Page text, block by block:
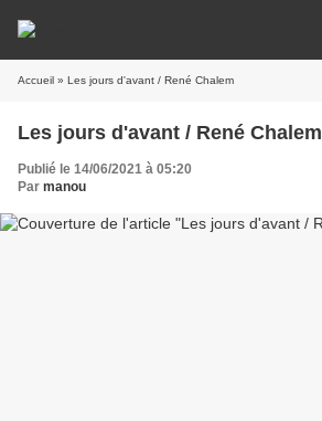
Accueil » Les jours d'avant / René Chalem
Les jours d'avant / René Chalem
Publié le 14/06/2021 à 05:20
Par manou